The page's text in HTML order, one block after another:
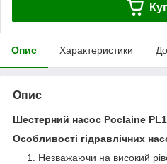
Опис Характеристики
Опис
Шестерний насос Poclaine
Особливості гідравлічних
Незважаючи на високий